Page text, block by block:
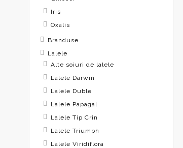
Iris
Oxalis
Branduse
Lalele
Alte soiuri de lalele
Lalele Darwin
Lalele Duble
Lalele Papagal
Lalele Tip Crin
Lalele Triumph
Lalele Viridiflora